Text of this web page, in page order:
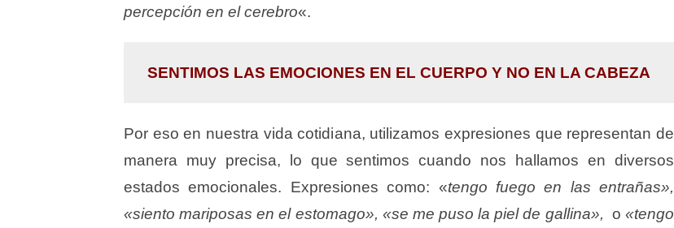
percepción en el cerebro«.
SENTIMOS LAS EMOCIONES EN EL CUERPO Y NO EN LA CABEZA
Por eso en nuestra vida cotidiana, utilizamos expresiones que representan de
manera muy precisa, lo que sentimos cuando nos hallamos en diversos
estados emocionales. Expresiones como: «tengo fuego en las entrañas»,
«siento mariposas en el estomago», «se me puso la piel de gallina», o «tengo